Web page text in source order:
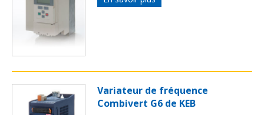
Variateur de fréquence
Combivert G6 de KEB